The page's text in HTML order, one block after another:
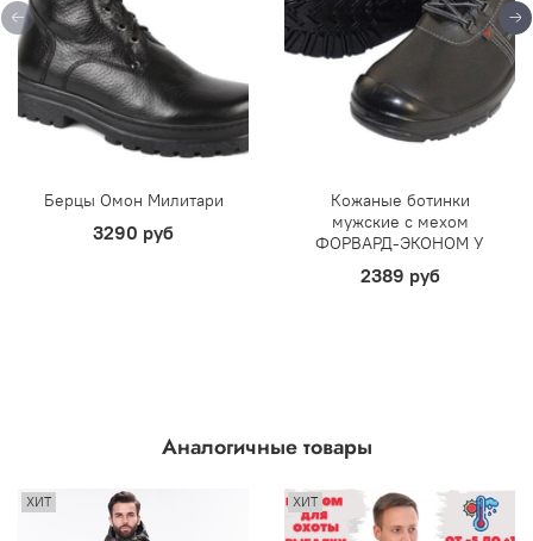
Берцы Омон Милитари
3290 руб
Кожаные ботинки
мужские с мехом
ФОРВАРД-ЭКОНОМ У
2389 руб
Аналогичные товары
ХИТ ХИТ